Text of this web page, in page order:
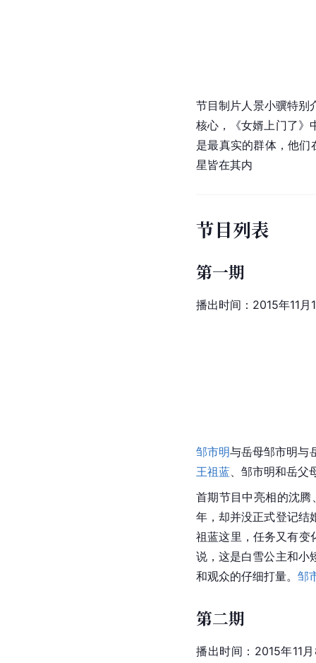
节目制片人景小骥特别
核心，《女婿上门了》
是最真实的群体，他们
星皆在其内
节目列表
第一期
播出时间：2015年11月
邹市明与岳母邹市明与
王祖蓝 、邹市明和岳
首期节目中亮相的沈
年，却并没正式登记结
祖蓝这里，任务又有变
说，这是白雪公主和小
和观众的仔细打量。 邹
第二期
播出时间：2015年11